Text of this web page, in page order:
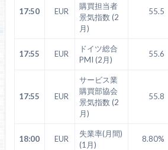
17:50 EUR
購買担当者
景気指数 (2
月)
55.5
17:55 EUR
ドイツ総合
PMI (2月)
55.6
17:55 EUR
サービス業
購買部協会
景気指数 (2
月)
55.8
18:00 EUR
失業率(月間)
(1月)
8.80%